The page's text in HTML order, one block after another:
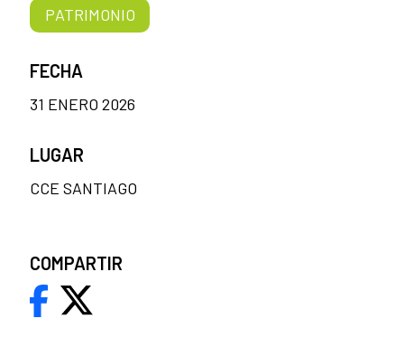
PATRIMONIO
FECHA
31 ENERO 2026
LUGAR
CCE SANTIAGO
COMPARTIR